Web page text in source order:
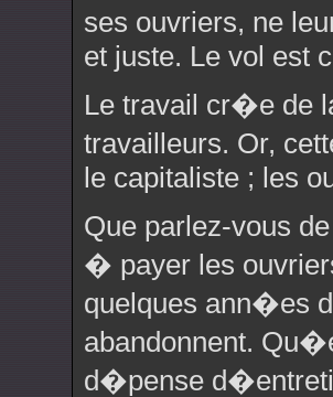
ses ouvriers, ne
et juste. Le vol est
Le travail cr�e de
travailleurs. Or,
le capitaliste ; les
Que parlez-vous
� payer les
quelques ann�es
abandonnent.
d�pense